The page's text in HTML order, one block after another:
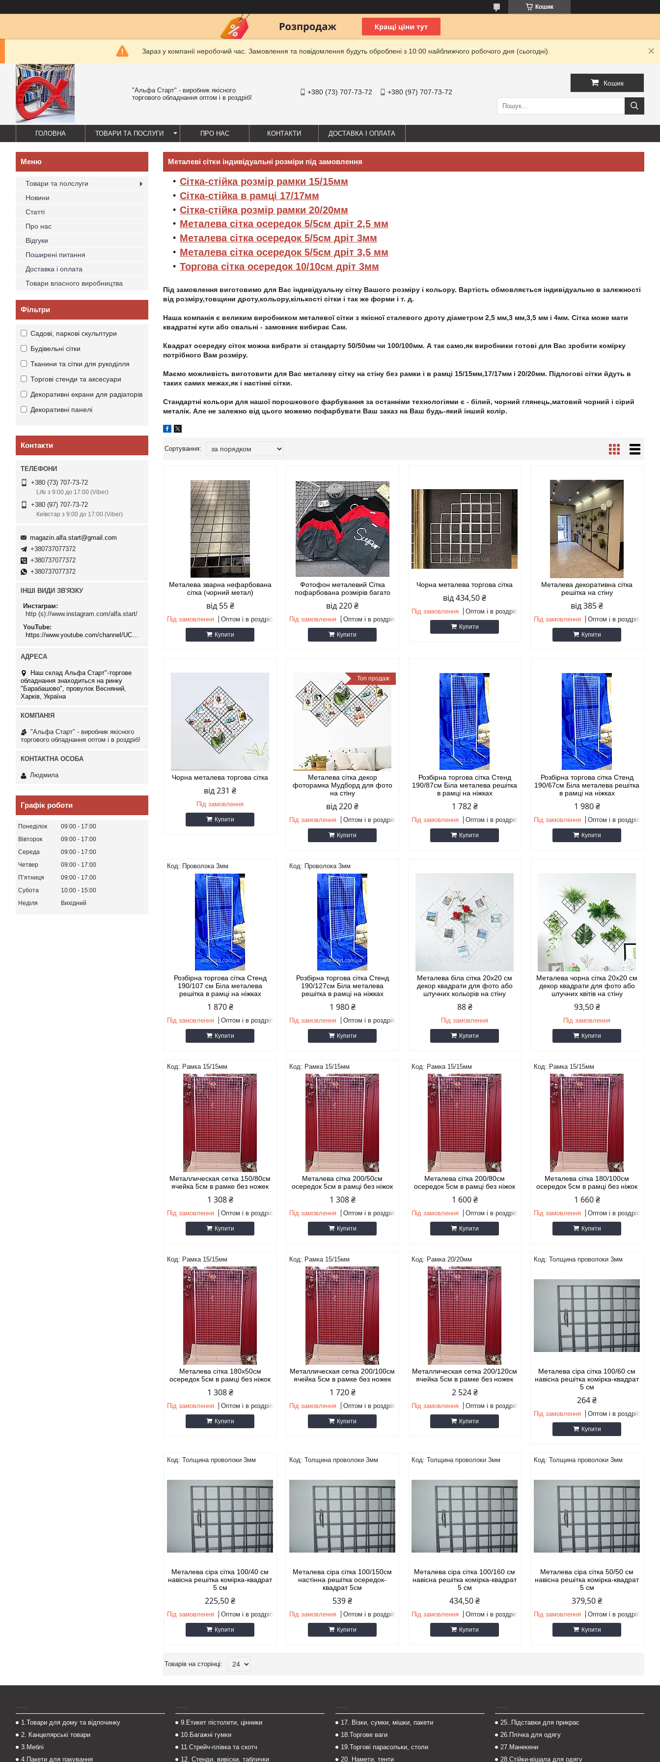
Кошик
Зараз у компанії неробочий час. Замовлення та повідомлення будуть оброблені з 10:00 найближчого робочого дня (сьогодні).
"Альфа Старт" - виробник якісного
торгового обладнання оптом і в роздріб!
+380 (73) 707-73-72 +380 (97) 707-73-72
Кошик
ГОЛОВНА ТОВАРИ ТА ПОСЛУГИ ПРО НАС КОНТАКТИ ДОСТАВКА І ОПЛАТА
Металеві сітки індивідуальні розміри під замовлення
Сітка-стійка розмір рамки 15/15мм
Сітка-стійка в рамці 17/17мм
Сітка-стійка розмір рамки 20/20мм
Металева сітка осередок 5/5см дріт 2,5 мм
Металева сітка осередок 5/5см дріт 3мм
Металева сітка осередок 5/5см дріт 3,5 мм
Торгова сітка осередок 10/10см дріт 3мм
Під замовлення виготовимо для Вас індивідуальну сітку Вашого розміру і кольору. Вартість обмовляється індивідуально в залежності
від розміру,товщини дроту,кольору,кількості сітки і так же форми і т. д.
Наша компанія є великим виробником металевої сітки з якісної сталевого дроту діаметром 2,5 мм,3 мм,3,5 мм і 4мм. Сітка може мати
квадратні кути або овальні - замовник вибирає Сам.
Квадрат осередку сіток можна вибрати зі стандарту 50/50мм чи 100/100мм. А так само,як виробники готові для Вас зробити комірку
потрібного Вам розміру.
Маємо можливість виготовити для Вас металеву сітку на стіну без рамки і в рамці 15/15мм,17/17мм і 20/20мм. Підлогові сітки йдуть в
таких самих межах,як і настінні сітки.
Стандартні кольори для нашої порошкового фарбування за останніми технологіями є - білий, чорний глянець,матовий чорний і сірий
металік. Але не залежно від цього можемо пофарбувати Ваш заказ на Ваш будь-який інший колір.
Металева зварна нефарбована
сітка (чорний метал)
від 55 ₴
Під замовлення Оптом і в роздріб
Купити
Фотофон металевий Сітка
пофарбована розмірів багато
від 220 ₴
Під замовлення Оптом і в роздріб
Купити
Чорна металева торгова сітка
від 434,50 ₴
Під замовлення Оптом і в роздріб
Купити
Металева декоративна сітка
решітка на стіну
від 385 ₴
Під замовлення Оптом і в роздріб
Купити
Чорна металева торгова сітка
від 231 ₴
Під замовлення
Купити
Топ продаж
Металева сітка декор
фоторамка Мудборд для фото
на стіну
від 220 ₴
Під замовлення Оптом і в роздріб
Купити
Розбірна торгова сітка Стенд
190/87см Біла металева решітка
в рамці на ніжках
1 782 ₴
Під замовлення Оптом і в роздріб
Купити
Розбірна торгова сітка Стенд
190/67см Біла металева решітка
в рамці на ніжках
1 980 ₴
Під замовлення Оптом і в роздріб
Купити
Проволока 3мм
Розбірна торгова сітка Стенд
190/107 см Біла металева
решітка в рамці на ніжках
1 870 ₴
Під замовлення Оптом і в роздріб
Купити
Проволока 3мм
Розбірна торгова сітка Стенд
190/127см Біла металева
решітка в рамці на ніжках
1 980 ₴
Під замовлення Оптом і в роздріб
Купити
Металева біла сітка 20х20 см
декор квадрати для фото або
штучних кольорів на стіну
88 ₴
Під замовлення
Купити
Металева чорна сітка 20х20 см
декор квадрати для фото або
штучних квітів на стіну
93,50 ₴
Під замовлення
Купити
Рамка 15/15мм
Металлическая сетка 150/80см
ячейка 5см в рамке без ножек
1 308 ₴
Під замовлення Оптом і в роздріб
Купити
Рамка 15/15мм
Металева сітка 200/50см
осередок 5см в рамці без ніжок
1 308 ₴
Під замовлення Оптом і в роздріб
Купити
Рамка 15/15мм
Металева сітка 200/80см
осередок 5см в рамці без ніжок
1 600 ₴
Під замовлення Оптом і в роздріб
Купити
Рамка 15/15мм
Металева сітка 180/100см
осередок 5см в рамці без ніжок
1 660 ₴
Під замовлення Оптом і в роздріб
Купити
Рамка 15/15мм
Металева сітка 180х50см
осередок 5см в рамці без ніжок
1 308 ₴
Під замовлення Оптом і в роздріб
Купити
Рамка 15/15мм
Металлическая сетка 200/100см
ячейка 5см в рамке без ножек
1 720 ₴
Під замовлення Оптом і в роздріб
Купити
Рамка 20/20мм
Металлическая сетка 200/120см
ячейка 5см в рамке без ножек
2 524 ₴
Під замовлення Оптом і в роздріб
Купити
Толщина проволоки 3мм
Металева сіра сітка 100/60 см
навісна решітка комірка-квадрат
5 см
264 ₴
Під замовлення Оптом і в роздріб
Купити
Толщина проволоки 3мм
Металева сіра сітка 100/40 см
навісна решітка комірка-квадрат
5 см
225,50 ₴
Під замовлення Оптом і в роздріб
Купити
Толщина проволоки 3мм
Металева сіра сітка 100/150см
настінна решітка осередок-
квадрат 5см
539 ₴
Під замовлення Оптом і в роздріб
Купити
Толщина проволоки 3мм
Металева сіра сітка 100/160 см
навісна решітка комірка-квадрат
5 см
434,50 ₴
Під замовлення Оптом і в роздріб
Купити
Толщина проволоки 3мм
Металева сіра сітка 50/50 см
навісна решітка комірка-квадрат
5 см
379,50 ₴
Під замовлення Оптом і в роздріб
Купити
Товари та полслуги
Новини
Статті
Про нас
Відгуки
Поширені питання
Доставка і оплата
Товари власного виробництва
Фільтри
Садові, паркові скульптури
Будівельні сітки
Тканини та сітки для рукоділля
Торгові стенди та аксесуари
Декоративні екрани для радіаторів
Декоративні панелі
Контакти
+380 (73) 707-73-72
Life з 9:00 до 17:00 (Viber)
+380 (97) 707-73-72
Київстар з 9:00 до 17:00 (Viber)
magazin.alfa.start@gmail.com
+380737077372
+380737077372
+380737077372
ІНШІ ВИДИ ЗВ'ЯЗКУ
Инстаграм
http (s)://www.instagram.com/alfa.start/
YouTube
Наш склад Альфа Старт"-торгове
обладнання знаходиться на ринку
"Барабашово", провулок Весняний,
Харків, Україна
"Альфа Старт" - виробник якісного
торгового обладнання оптом і в роздріб!
Людмила
Графік роботи
Понеділок 09:00
17:00
Вівторок
09:00
17:00
Середа
09:00
17:00
Четвер
09:00
17:00
Пʼятниця
09:00
17:00
Субота
10:00
15:00
Неділя
Вихідний
1.Товари для дому та відпочинку
2. Канцелярські товари
3.Меблі
4.Пакети для пакування
9.Етикет пістолети, цінники
10.Багажні гумки
11.Стрейч-плівка та скотч
12. Стенди, вивіски, таблички
17. Візки, сумки, мішки, пакети
18.Торгове ваги
19.Торгові парасольки, столи
20. Намети, тенти
25..Підставки для прикрас
26.Плічка для одягу
27.Манекени
28.Стійки-вішала для одягу